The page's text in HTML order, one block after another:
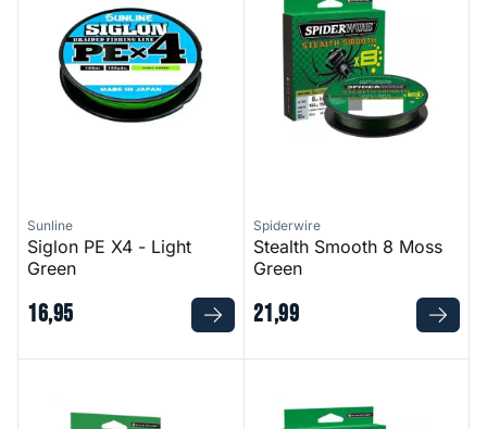
Sunline
Siglon PE X4 - Light
Green
16,95
Spiderwire
Stealth Smooth 8 Moss
Green
21,99